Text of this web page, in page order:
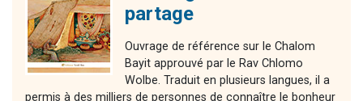
partage
Ouvrage de référence sur le Chalom
Bayit approuvé par le Rav Chlomo
Wolbe. Traduit en plusieurs langues, il a
permis à des milliers de personnes de connaître le bonheur